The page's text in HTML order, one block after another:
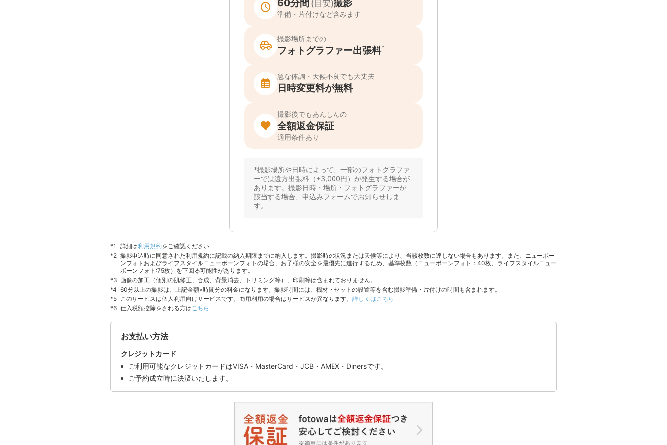
詳細は利用規約をご確認ください
撮影申込時に同意された利用規約に記載の納入期限までに納入します。撮影時の状況または天候等により、当該枚数に達しない場合もあります。また、ニューボー
ンフォトおよびライフスタイルニューボーンフォトの場合、お子様の安全を最優先に進行するため、基準枚数（ニューボーンフォト：40枚、ライフスタイルニュー
ボーンフォト:75枚）を下回る可能性があります。
画像の加工（個別の肌修正、合成、背景消去、トリミング等）、印刷等は含まれておりません。
60分以上の撮影は、上記金額×時間分の料金になります。撮影時間には、機材・セットの設置等を含む撮影準備・片付けの時間も含まれます。
このサービスは個人利用向けサービスです。商用利用の場合はサービスが異なります。 詳しくはこちら
仕入税額控除をされる方は こちら
お支払い方法
クレジットカード
ご利用可能なクレジットカードはVISA・MasterCard・JCB・AMEX・Dinersです。
ご予約成立時に決済いたします。